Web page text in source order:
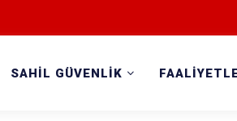
SAHİL GÜVENLİK